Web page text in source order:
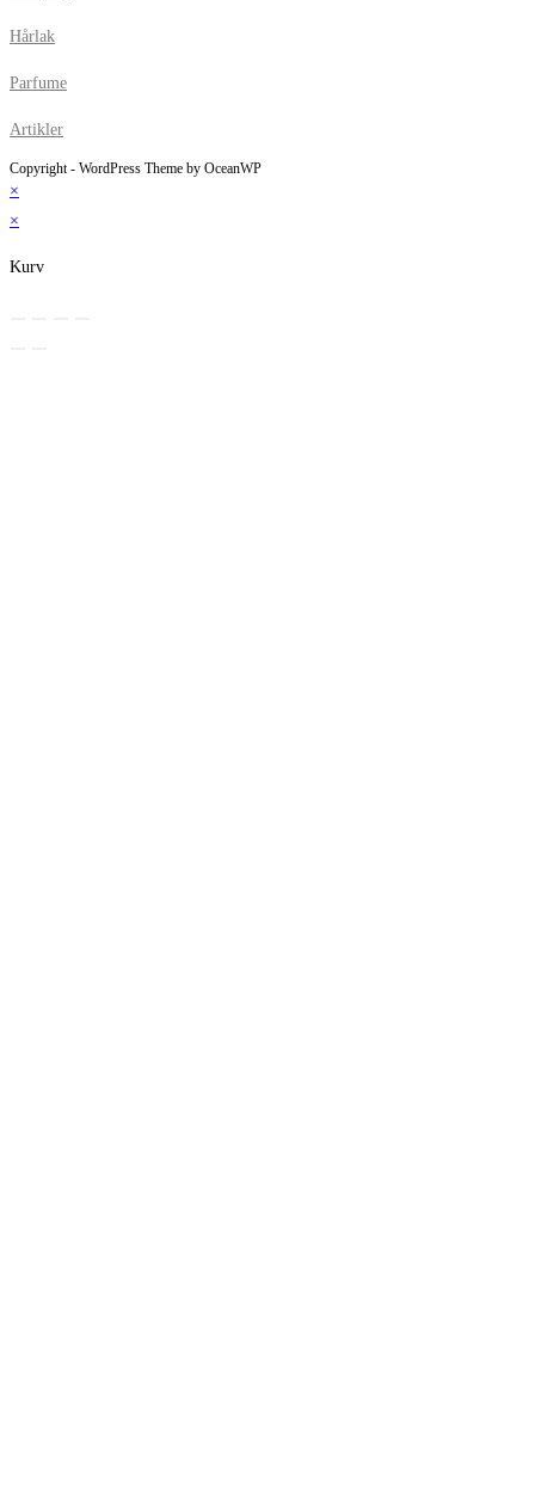
Hårlak
Parfume
Artikler
Copyright - WordPress Theme by OceanWP
×
×
Kurv